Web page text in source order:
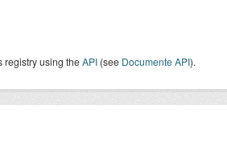
registry using theAPI (see Documente API).